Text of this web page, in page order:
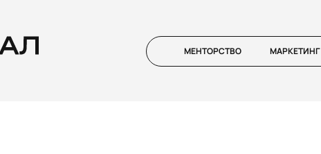
МЕНТОРСТВО МАРКЕТИНГ